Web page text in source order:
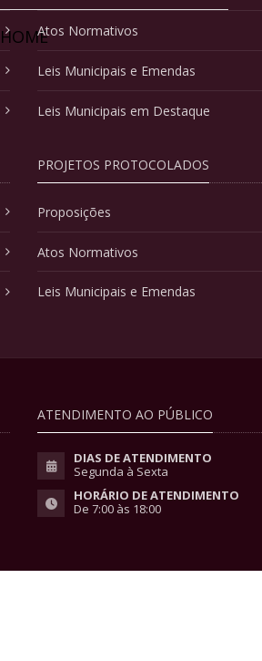
HOMEAtos Normativos
Leis Municipais e Emendas
Leis Municipais em Destaque
PROJETOS PROTOCOLADOS
Proposições
Atos Normativos
Leis Municipais e Emendas
ATENDIMENTO AO PÚBLICO
DIAS DE ATENDIMENTO
Segunda à Sexta
HORÁRIO DE ATENDIMENTO
De 7:00 às 18:00